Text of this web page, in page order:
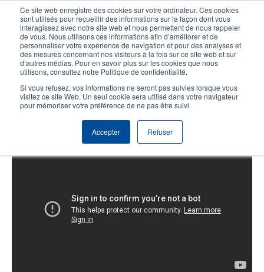
Ce site web enregistre des cookies sur votre ordinateur. Ces cookies
sont utilisés pour recueillir des informations sur la façon dont vous
interagissez avec notre site web et nous permettent de nous rappeler
de vous. Nous utilisons ces informations afin d’améliorer et de
personnaliser votre expérience de navigation et pour des analyses et
des mesures concernant nos visiteurs à la fois sur ce site web et sur
d’autres médias. Pour en savoir plus sur les cookies que nous
utilisons, consultez notre Politique de confidentialité.
Si vous refusez, vos informations ne seront pas suivies lorsque vous
visitez ce site Web. Un seul cookie sera utilisé dans votre navigateur
pour mémoriser votre préférence de ne pas être suivi.
Accepter Refuser
contenu
principal
User
account
menu
User
Header
Sélecteur de produits Tech Support
Contacter le service commercial
Série ML: chargement du ruban